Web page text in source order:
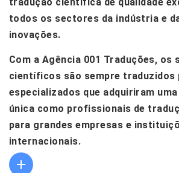
todos os sectores da indústria e
inovações.
Com a Agência 001 Traduções, os
científicos são sempre
especializados que adquiriram
única como profissionais de
para grandes empresas e
internacionais.